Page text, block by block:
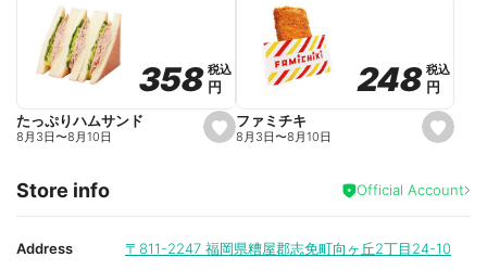
o
r
i
e
o
r
i
e
s
e
i
t
358
358税込
税込
円
円
たっぷりハムサンド
8月3日〜8月10日
s
e
a
i
t
248
248 税込
税込
円
円
ファミチキ
8月3日〜8月10日
Store info Official Account
Address 〒811-2247 福岡県糟屋郡志免町向ヶ丘2丁目24-10